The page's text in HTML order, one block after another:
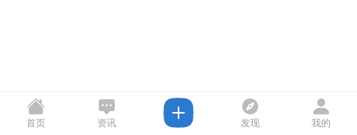
首页 资讯 发现 我的